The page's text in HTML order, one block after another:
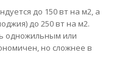
до 150 вт на м2, а
до 250 вт на м2.
одножильным или
но сложнее в